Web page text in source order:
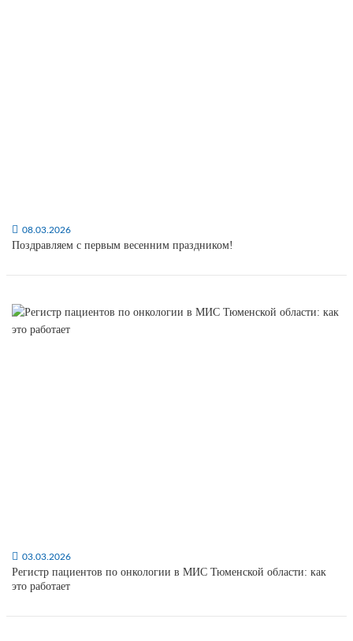
08.03.2026
Поздравляем с первым весенним праздником!
03.03.2026
Регистр пациентов по онкологии в МИС Тюменской области: как
это работает